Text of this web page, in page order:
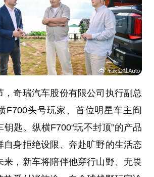
，奇瑞汽车股份有限公司执行副总
F700头号玩家、首位明星车主阎
匙。纵横F700“玩不封顶”的产品
自身拒绝设限、奔赴旷野的生活态
来，新车将陪伴他穿行山野、无畏